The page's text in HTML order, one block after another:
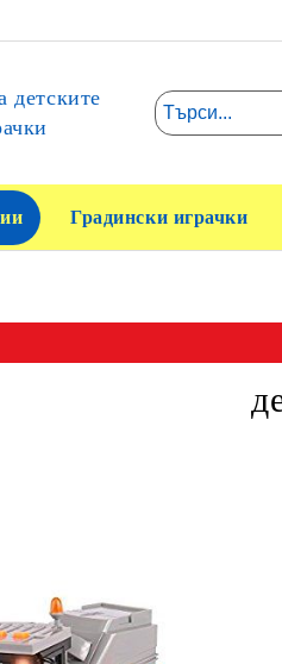
детските
Градински играчки